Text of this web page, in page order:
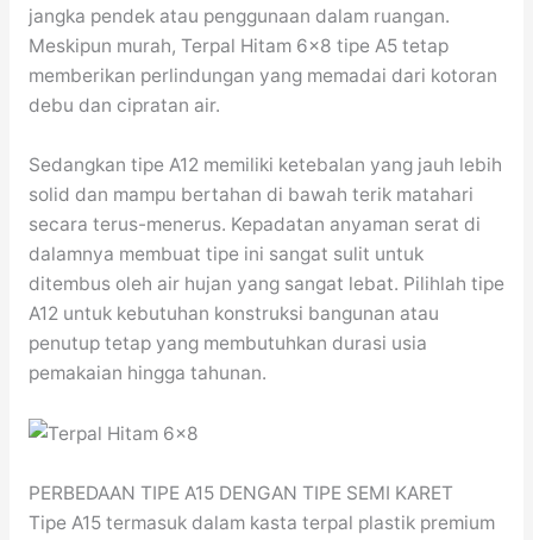
jangka pendek atau penggunaan dalam ruangan.
Meskipun murah, Terpal Hitam 6×8 tipe A5 tetap
memberikan perlindungan yang memadai dari kotoran
debu dan cipratan air.
Sedangkan tipe A12 memiliki ketebalan yang jauh lebih
solid dan mampu bertahan di bawah terik matahari
secara terus-menerus. Kepadatan anyaman serat di
dalamnya membuat tipe ini sangat sulit untuk
ditembus oleh air hujan yang sangat lebat. Pilihlah tipe
A12 untuk kebutuhan konstruksi bangunan atau
penutup tetap yang membutuhkan durasi usia
pemakaian hingga tahunan.
PERBEDAAN TIPE A15 DENGAN TIPE SEMI KARET
Tipe A15 termasuk dalam kasta terpal plastik premium